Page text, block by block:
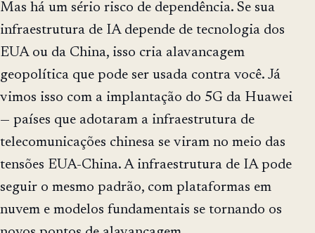
Mas há um sério risco de dependência. Se sua
infraestrutura de IA depende de tecnologia dos
EUA ou da China, isso cria alavancagem
geopolítica que pode ser usada contra você. Já
vimos isso com a implantação do 5G da Huawei
— países que adotaram a infraestrutura de
telecomunicações chinesa se viram no meio das
tensões EUA-China. A infraestrutura de IA pode
seguir o mesmo padrão, com plataformas em
nuvem e modelos fundamentais se tornando os